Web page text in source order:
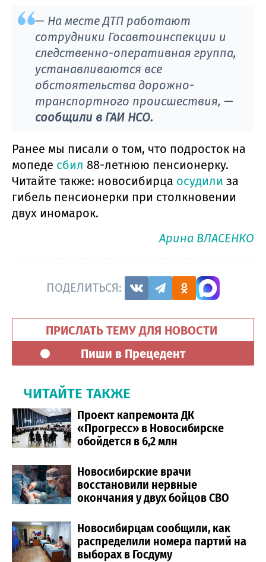
— На месте ДТП работают
сотрудники Госавтоинспекции и
следственно-оперативная группа,
устанавливаются все
обстоятельства дорожно-
транспортного происшествия, —
сообщили в ГАИ НСО.
Ранее мы писали о том, что подросток на
мопеде сбил 88-летнюю пенсионерку.
Читайте также: новосибирца осудили за
гибель пенсионерки при столкновении
двух иномарок.
Арина ВЛАСЕНКО
ПОДЕЛИТЬСЯ:
ПРИСЛАТЬ ТЕМУ ДЛЯ НОВОСТИ
Пиши в Прецедент
ЧИТАЙТЕ ТАКЖЕ
Проект капремонта ДК
«Прогресс» в Новосибирске
обойдется в 6,2 млн
Новосибирские врачи
восстановили нервные
окончания у двух бойцов СВО
Новосибирцам сообщили, как
распределили номера партий на
выборах в Госдуму